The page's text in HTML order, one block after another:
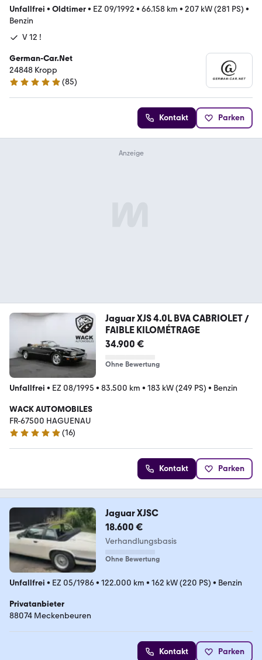
Unfallfrei • Oldtimer• EZ 09/1992 • 66.158 km • 207 kW (281 PS) •
Benzin
V 12 !
German-Car.Net
24848 Kropp
4.8 Sterne
(85)
Kontakt Parken
Jaguar XJS 4.0L BVA CABRIOLET /
FAIBLE KILOMÉTRAGE
34.900 €
Ohne Bewertung
Unfallfrei • EZ 08/1995 • 83.500 km • 183 kW (249 PS) • Benzin
WACK AUTOMOBILES
FR-67500 HAGUENAU
4.9 Sterne
(16)
Kontakt Parken
Jaguar XJSC
18.600 €
Verhandlungsbasis
Ohne Bewertung
Unfallfrei • EZ 05/1986• 122.000 km • 162 kW (220 PS) • Benzin
Privatanbieter
88074 Meckenbeuren
Kontakt Parken